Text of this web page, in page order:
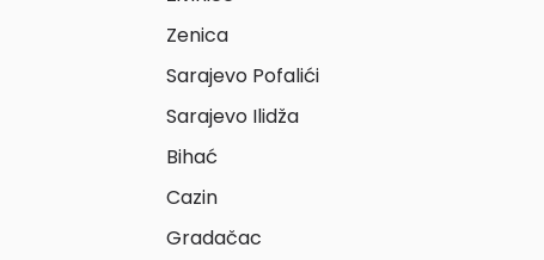
Zenica
Sarajevo Pofalići
Sarajevo Ilidža
Bihać
Cazin
Gradačac